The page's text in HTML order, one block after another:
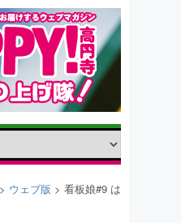
> ウェブ版 > 看板娘#9 は